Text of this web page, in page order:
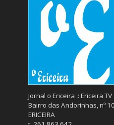
Jornal o Ericeira :: Ericeira TV
Bairro das Andorinhas, nº 10
ERICEIRA